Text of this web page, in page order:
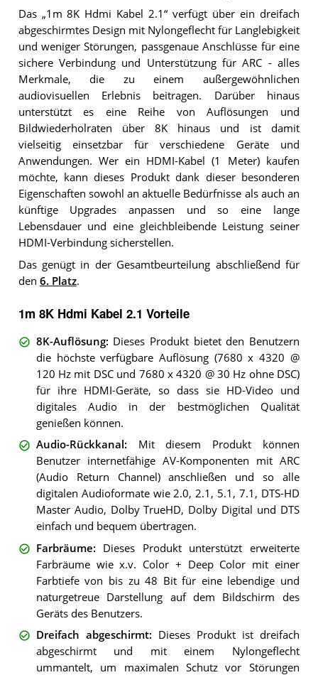
Das „1m 8K Hdmi Kabel 2.1“ verfügt über ein dreifach
abgeschirmtes Design mit Nylongeflecht für Langlebigkeit
und weniger Störungen, passgenaue Anschlüsse für eine
sichere Verbindung und Unterstützung für ARC - alles
Merkmale, die zu einem außergewöhnlichen
audiovisuellen Erlebnis beitragen. Darüber hinaus
unterstützt es eine Reihe von Auflösungen und
Bildwiederholraten über 8K hinaus und ist damit
vielseitig einsetzbar für verschiedene Geräte und
Anwendungen. Wer ein HDMI-Kabel (1 Meter) kaufen
möchte, kann dieses Produkt dank dieser besonderen
Eigenschaften sowohl an aktuelle Bedürfnisse als auch an
künftige Upgrades anpassen und so eine lange
Lebensdauer und eine gleichbleibende Leistung seiner
HDMI-Verbindung sicherstellen.
Das genügt in der Gesamtbeurteilung abschließend für
den 6. Platz.
1m 8K Hdmi Kabel 2.1 Vorteile
8K-Auflösung: Dieses Produkt bietet den Benutzern
die höchste verfügbare Auflösung (7680 x 4320 @
120 Hz mit DSC und 7680 x 4320 @ 30 Hz ohne DSC)
für ihre HDMI-Geräte, so dass sie HD-Video und
digitales Audio in der bestmöglichen Qualität
genießen können.
Audio-Rückkanal : Mit diesem Produkt können
Benutzer internetfähige AV-Komponenten mit ARC
(Audio Return Channel) anschließen und so alle
digitalen Audioformate wie 2.0, 2.1, 5.1, 7.1, DTS-HD
Master Audio, Dolby TrueHD, Dolby Digital und DTS
einfach und bequem übertragen.
Farbräume: Dieses Produkt unterstützt erweiterte
Farbräume wie x.v. Color + Deep Color mit einer
Farbtiefe von bis zu 48 Bit für eine lebendige und
naturgetreue Darstellung auf dem Bildschirm des
Geräts des Benutzers.
Dreifach abgeschirmt: Dieses Produkt ist dreifach
abgeschirmt und mit einem Nylongeflecht
ummantelt, um maximalen Schutz vor Störungen